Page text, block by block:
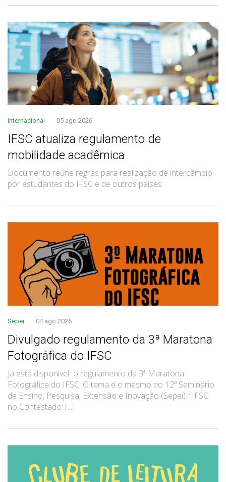
Internacional 05 ago 2026
IFSC atualiza regulamento de
mobilidade acadêmica
Documento reúne regras para realização de intercâmbio
por estudantes do IFSC e de outros países
Sepei 04 ago 2026
Divulgado regulamento da 3ª Maratona
Fotográfica do IFSC
Já está disponivel o regulamento da 3ª Maratona
Fotográfica do IFSC. O tema é o mesmo do 12º Seminário
de Ensino, Pesquisa, Extensão e Inovação (Sepei): “IFSC
no Contestado: [...]